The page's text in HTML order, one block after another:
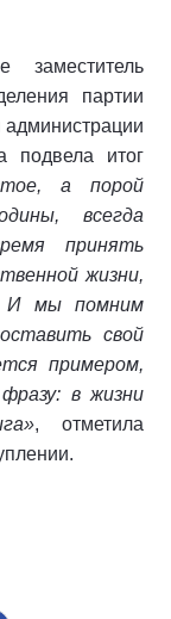
заместитель
партии
администрации
подвела итог
а порой
всегда
принять
жизни,
И мы помним
свой
примером,
в жизни
, отметила